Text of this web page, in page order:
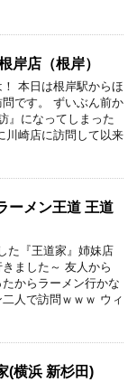
岸店（根岸）
本日は根岸駅からほ
です。 ずいぶん前か
』になってしまった
川崎店に訪問して以来
ーメン王道 王道
た『王道家』姉妹店
ました～ 友人から
たからラーメン行かな
人で訪問ｗｗｗ ウィ
(横浜 新杉田)